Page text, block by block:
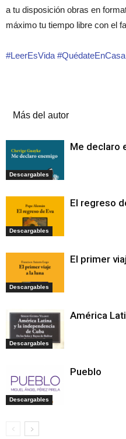
a tu disposición obras en
máximo tu tiempo libre con el
#LeerEsVida #QuédateEnCasa
Más del autor
Descargables
Me declaro
Descargables
El regreso
Descargables
El primer
Descargables
América
Descargables
Pueblo